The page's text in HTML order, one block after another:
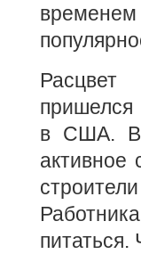
Расцвет
пришелся
в США. В
активное